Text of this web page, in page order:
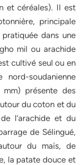
et céréales). Il est
principale
dans une
mil ou arachide
cultivé seul ou en
soudanienne
présente des
du coton et du
l’arachide et du
de Sélingué,
du maïs, de
la patate douce et